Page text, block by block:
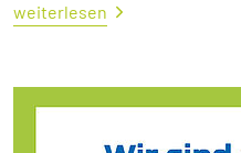
weiterlesen